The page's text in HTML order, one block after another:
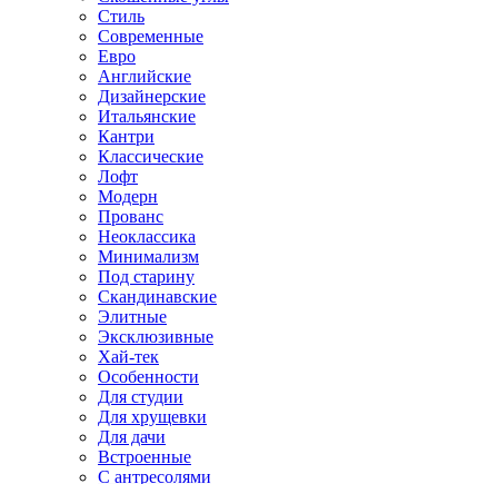
Стиль
Современные
Евро
Английские
Дизайнерские
Итальянские
Кантри
Классические
Лофт
Модерн
Прованс
Неоклассика
Минимализм
Под старину
Скандинавские
Элитные
Эксклюзивные
Хай-тек
Особенности
Для студии
Для хрущевки
Для дачи
Встроенные
С антресолями